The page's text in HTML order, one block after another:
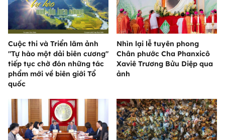
Cuộc thi và Triển lãm ảnh
"Tự hào một dải biên cương"
tiếp tục chờ đón những tác
phẩm mới về biên giới Tổ
quốc
Nhìn lại lễ tuyên phong
Chân phước Cha Phanxicô
Xaviê Trương Bửu Diệp qua
ảnh